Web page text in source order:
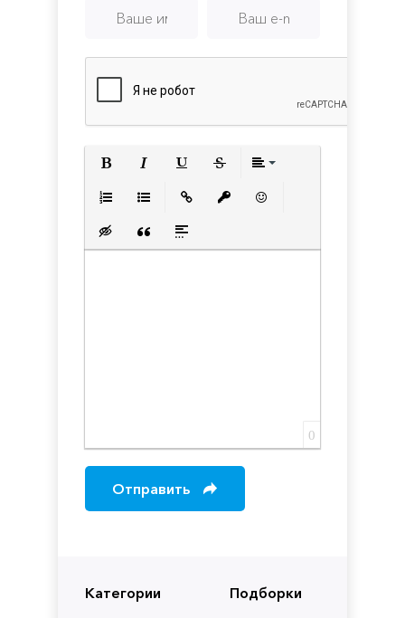
Категории Подборки
Вставка скрытого текста
Вставка цитаты
Вставка спойлера
0
Отправить